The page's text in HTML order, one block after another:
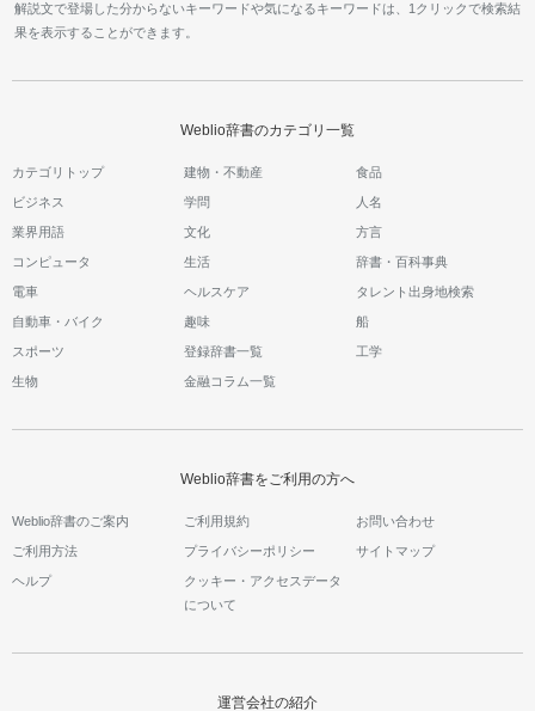
解説文で登場した分からないキーワードや気になるキーワードは、1クリックで検索結
果を表示することができます。
Weblio辞書のカテゴリ一覧
カテゴリトップ 建物・不動産 食品
ビジネス 学問 人名
業界用語 文化 方言
コンピュータ 生活 辞書・百科事典
電車 ヘルスケア タレント出身地検索
自動車・バイク 趣味 船
スポーツ 登録辞書一覧 工学
生物 金融コラム一覧
Weblio辞書をご利用の方へ
Weblio辞書のご案内 ご利用規約 お問い合わせ
ご利用方法 プライバシーポリシー サイトマップ
ヘルプ
クッキー・アクセスデータ
について
運営会社の紹介